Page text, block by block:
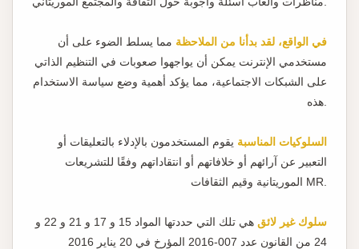
في الواقع، لقد بدأنا من الملاحظة مما يسلط الضوء على أن
مستخدمي الإنترنت يمكن أن يواجهوا صعوبات في التنظيم الذاتي
على الشبكات الاجتماعية، مما يؤكد أهمية وضع سياسة الاستخدام
السلوكيات المناسبة يقوم المستخدمون بالإدلاء بالتعليقات أو
التعبير عن آرائهم أو خلافاتهم أو انتقاداتهم وفقًا للتشريعات
الموريتانية وقيم الثقافات MR.
سلوك غير لائق
هي تلك التي حددتها المواد 15 و 17 و 21 و 22 و
24 من القانون عدد 007-2016 المؤرخ في 20 يناير 2016